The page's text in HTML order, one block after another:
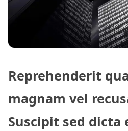
Reprehenderit
magnam vel
Suscipit sed dicta